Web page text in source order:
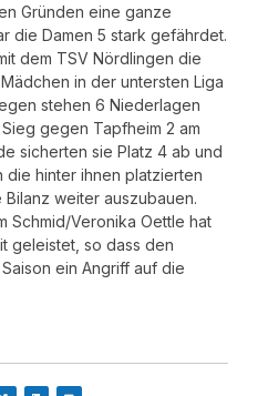
Gründen eine ganze
die Damen 5 stark gefährdet.
dem TSV Nördlingen die
in der untersten Liga
stehen 6 Niederlagen
gegen Tapfheim 2 am
sicherten sie Platz 4 ab und
die hinter ihnen platzierten
weiter auszubauen.
Schmid/Veronika Oettle hat
geleistet, so dass den
ein Angriff auf die